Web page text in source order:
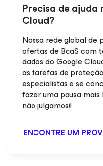
Precisa de ajuda
Cloud?
Nossa rede global de
ofertas de BaaS com
dados do Google
as tarefas de
especialistas e se
fazer uma pausa
não julgamos)!
ENCONTRE UM